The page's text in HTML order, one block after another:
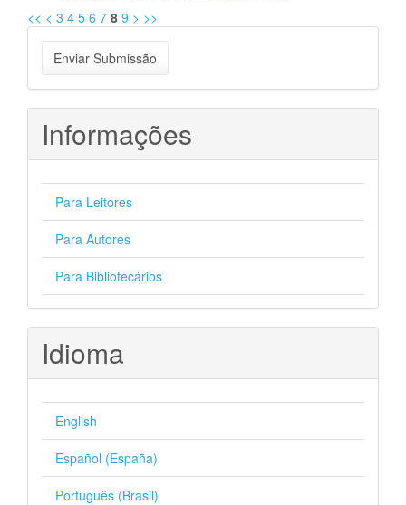
<< < 3 4 5 6 7 8 9 > >>
Enviar
Submissão
Enviar Submissão
Informações
Para Leitores
Para Autores
Para Bibliotecários
Idioma
English
Español (España)
Português (Brasil)